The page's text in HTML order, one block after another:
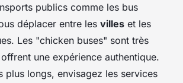
publics comme les bus
déplacer entre les villes et les
Les "chicken buses" sont très
une expérience authentique.
plus longs, envisagez les services